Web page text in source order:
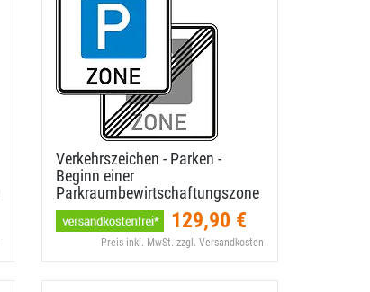
Verkehrszeichen - Parken -
Beginn einer
Parkraumbewirtschaftungszone
129,90 €
Preis inkl. MwSt. zzgl. Versandkosten